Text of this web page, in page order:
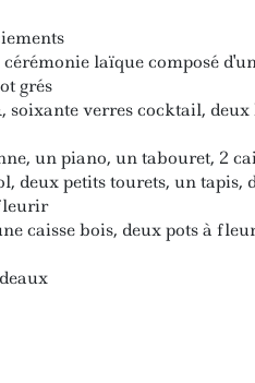
laïque composé
grés
soixante verres cocktail,
un piano, un tabouret, 2
deux petits tourets, un
caisse bois, deux pots à